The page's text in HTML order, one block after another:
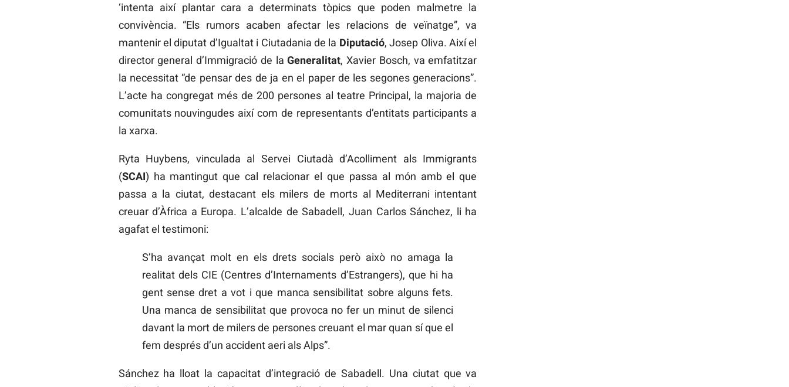
‘intenta així plantar cara a determinats tòpics que poden malmetre la
convivència. “Els rumors acaben afectar les relacions de veïnatge”, va
mantenir el diputat d’Igualtat i Ciutadania de la Diputació, Josep Oliva. Així el
director general d’Immigració de laGeneralitat, Xavier Bosch, va emfatitzar
la necessitat “de pensar des de ja en el paper de les segones generacions”.
L’acte ha congregat més de 200 persones al teatre Principal, la majoria de
comunitats nouvingudes així com de representants d’entitats participants a
la xarxa.
Ryta Huybens, vinculada al Servei Ciutadà d’Acolliment als Immigrants
(SCAI) ha mantingut que cal relacionar el que passa al món amb el que
passa a la ciutat, destacant els milers de morts al Mediterrani intentant
creuar d’Àfrica a Europa. L’alcalde de Sabadell, Juan Carlos Sánchez, li ha
agafat el testimoni:
S’ha avançat molt en els drets socials però això no amaga la
realitat dels CIE (Centres d’Internaments d’Estrangers), que hi ha
gent sense dret a vot i que manca sensibilitat sobre alguns fets.
Una manca de sensibilitat que provoca no fer un minut de silenci
davant la mort de milers de persones creuant el mar quan sí que el
fem després d’un accident aeri als Alps”.
Sánchez ha lloat la capacitat d’integració de Sabadell. Una ciutat que va